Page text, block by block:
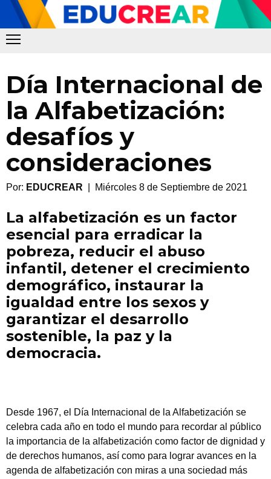
Día Internacional de
la Alfabetización:
desafíos y
consideraciones
Por: EDUCREAR | Miércoles 8 de Septiembre de 2021
La alfabetización es un factor
esencial para erradicar la
pobreza, reducir el abuso
infantil, detener el crecimiento
demográfico, instaurar la
igualdad entre los sexos y
garantizar el desarrollo
sostenible, la paz y la
democracia.
Desde 1967, el Día Internacional de la Alfabetización se
celebra cada año en todo el mundo para recordar al público
la importancia de la alfabetización como factor de dignidad y
de derechos humanos, así como para lograr avances en la
agenda de alfabetización con miras a una sociedad más